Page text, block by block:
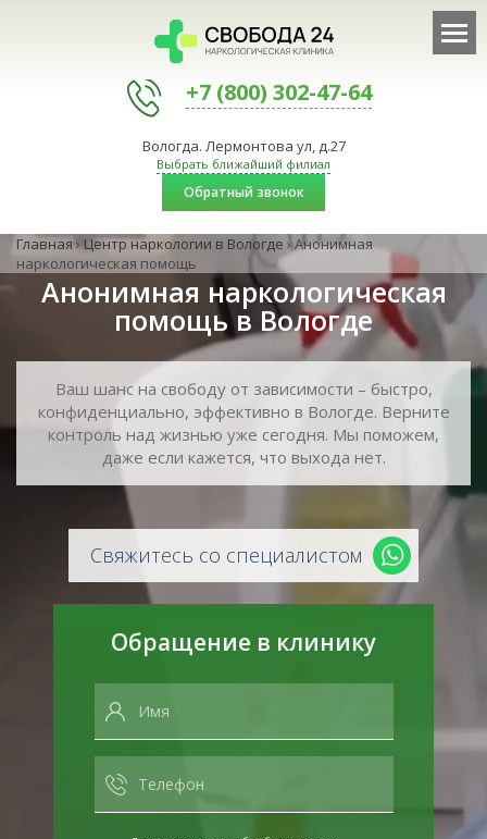
+7 (800) 302-47-64
Вологда. Лермонтова ул, д.27
Выбрать ближайший филиал
Обратный звонок
Главная › Центр наркологии в Вологде ›Анонимная
наркологическая помощь
Анонимная наркологическая
помощь в Вологде
Ваш шанс на свободу от зависимости – быстро,
конфиденциально, эффективно в Вологде. Верните
контроль над жизнью уже сегодня. Мы поможем,
даже если кажется, что выхода нет.
Свяжитесь со специалистом
Обращение в клинику